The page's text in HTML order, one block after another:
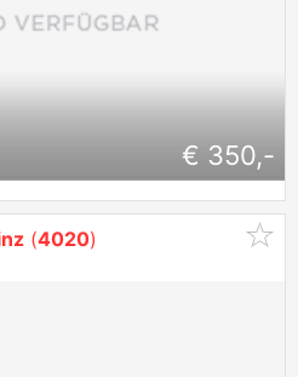
€ 350,-
(4020)